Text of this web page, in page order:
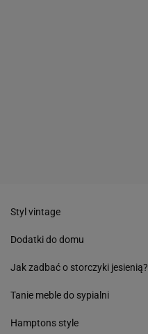
Styl vintage
Dodatki do domu
Jak zadbać o storczyki jesienią?
Tanie meble do sypialni
Hamptons style